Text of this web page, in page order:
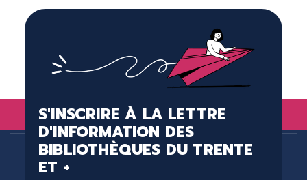
S'INSCRIRE À LA LETTRE
D'INFORMATION DES
BIBLIOTHÈQUES DU TRENTE
ET +